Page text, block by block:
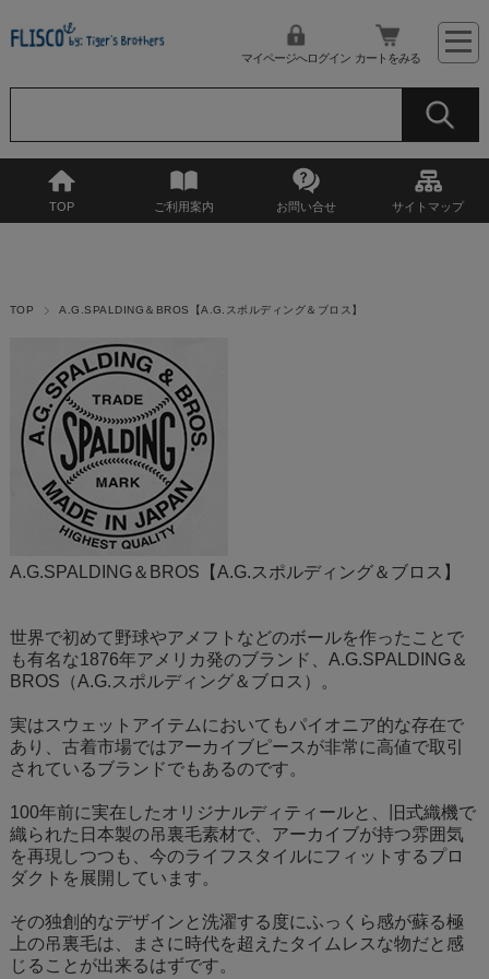
マイページへログイン カートをみる
TOP ご利用案内 お問い合せ サイトマップ
TOP A.G.SPALDING＆BROS【A.G.スポルディング＆ブロス】
A.G.SPALDING＆BROS【A.G.スポルディング＆ブロス】
世界で初めて野球やアメフトなどのボールを作ったことで
も有名な1876年アメリカ発のブランド、A.G.SPALDING＆
BROS（A.G.スポルディング＆ブロス）。
実はスウェットアイテムにおいてもパイオニア的な存在で
あり、古着市場ではアーカイブピースが非常に高値で取引
されているブランドでもあるのです。
100年前に実在したオリジナルディティールと、旧式織機で
織られた日本製の吊裏毛素材で、アーカイブが持つ雰囲気
を再現しつつも、今のライフスタイルにフィットするプロ
ダクトを展開しています。
その独創的なデザインと洗濯する度にふっくら感が蘇る極
上の吊裏毛は、まさに時代を超えたタイムレスな物だと感
じることが出来るはずです。